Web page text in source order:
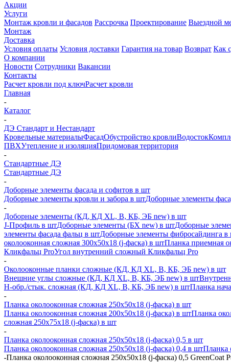
Акции
Услуги
Монтаж кровли и фасадов Рассрочка Проектирование Выездной
Монтаж
Доставка
Условия оплаты Условия доставки Гарантия на товар Возврат Как
О компании
Новости Сотрудники Вакансии
Контакты
Расчет кровли под ключРасчет кровли
Главная
-
Каталог
-
ДЭ Стандарт и Нестандарт
Кровельные материалыФасадОбустройство кровлиВодосток
ПВХУтепление и изоляцияПридомовая территория
-
Стандартные ДЭ
Стандартные ДЭ
-
Доборные элементы фасада и софитов в шт
Доборные элементы кровли и забора в штДоборные элементы
-
Доборные элементы (КД, КД XL, В, КБ, ЭБ new) в шт
J-Профиль в штДоборные элементы (БХ new) в штДоборные
элементы фасада фальц в штДоборные элементы фибросайдинга в
околооконная сложная 300х50х18 (j-фаска) в штПланка приемная
Кликфальц ProУгол внутренний сложный Кликфальц Pro
-
Околооконные планки сложные (КД, КД XL, В, КБ, ЭБ new) в шт
Внешние углы сложные (КД, КД XL, В, КБ, ЭБ new) в шт
H-обр./стык. сложная (КД, КД XL, В, КБ, ЭБ new) в штПланка
-
Планка околооконная сложная 250х50х18 (j-фаска) в шт
Планка околооконная сложная 200х50х18 (j-фаска) в штПланка
сложная 250х75х18 (j-фаска) в шт
-
Планка околооконная сложная 250х50х18 (j-фаска) 0,5 в шт
Планка околооконная сложная 250х50х18 (j-фаска) 0,4 в штПланка
-Планка околооконная сложная 250х50х18 (j-фаска) 0,5